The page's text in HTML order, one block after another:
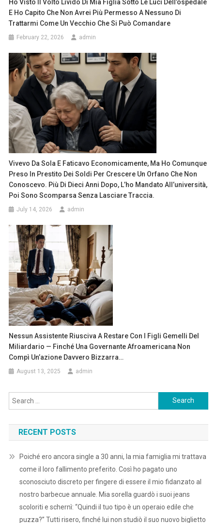
Ho Visto Il Volto Livido Di Mia Figlia Sotto Le Luci Dell’ospedale
E Ho Capito Che Non Avrei Più Permesso A Nessuno Di
Trattarmi Come Un Vecchio Che Si Può Comandare
February 22, 2026 admin
Vivevo Da Sola E Faticavo Economicamente, Ma Ho Comunque
Preso In Prestito Dei Soldi Per Crescere Un Orfano Che Non
Conoscevo. Più Di Dieci Anni Dopo, L’ho Mandato All’università,
Poi Sono Scomparsa Senza Lasciare Traccia.
July 14, 2026 admin
Nessun Assistente Riusciva A Restare Con I Figli Gemelli Del
Miliardario — Finché Una Governante Afroamericana Non
Compì Un’azione Davvero Bizzarra…
August 13, 2025 admin
Search
for:
RECENT POSTS
Poiché ero ancora single a 30 anni, la mia famiglia mi trattava
come il loro fallimento preferito. Così ho pagato uno
sconosciuto discreto per fingere di essere il mio fidanzato al
nostro barbecue annuale. Mia sorella guardò i suoi jeans
scoloriti e schernì: “Quindi il tuo tipo è un operaio edile che
puzza?” Tutti risero, finché lui non studiò il suo nuovo biglietto